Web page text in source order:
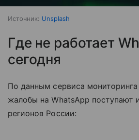
Источник: Unsplash
Где не работает
сегодня
По данным сервиса
жалобы на WhatsApp поступают
регионов России: